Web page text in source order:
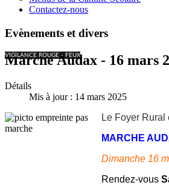
Contactez-nous
Evènements et divers
VIGILANCE ROUGE - FEUX
Marche Audax - 16 mars
Détails
Mis à jour : 14 mars 2025
Le Foyer
MARCHE
Dimanche 16
Rendez-vous